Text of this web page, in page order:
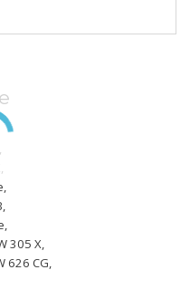
305 X,
626 CG,